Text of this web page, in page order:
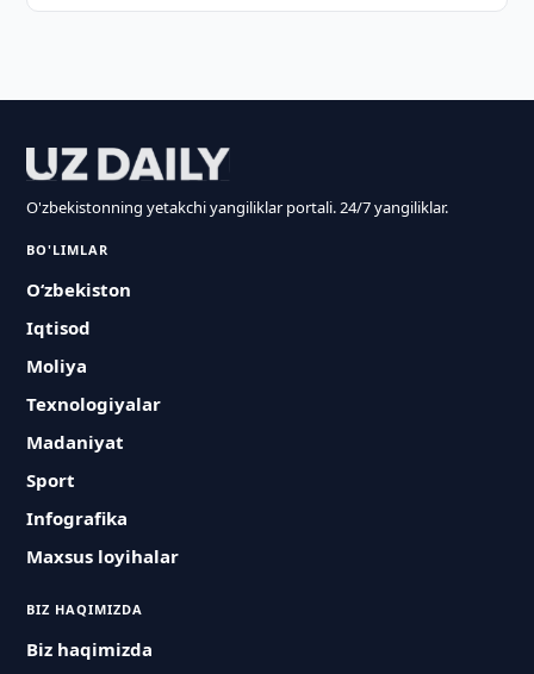
O'zbekistonning yetakchi yangiliklar portali. 24/7 yangiliklar.
BO'LIMLAR
O‘zbekiston
Iqtisod
Moliya
Texnologiyalar
Madaniyat
Sport
Infografika
Maxsus loyihalar
BIZ HAQIMIZDA
Biz haqimizda